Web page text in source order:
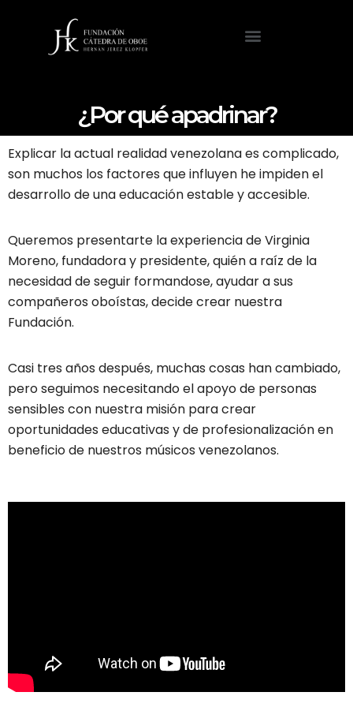
¿Por qué apadrinar?
Explicar la actual realidad venezolana es complicado,
son muchos los factores que influyen he impiden el
desarrollo de una educación estable y accesible.
Queremos presentarte la experiencia de Virginia
Moreno, fundadora y presidente, quién a raíz de la
necesidad de seguir formandose, ayudar a sus
compañeros oboístas, decide crear nuestra
Fundación.
Casi tres años después, muchas cosas han cambiado,
pero seguimos necesitando el apoyo de personas
sensibles con nuestra misión para crear
oportunidades educativas y de profesionalización en
beneficio de nuestros músicos venezolanos.